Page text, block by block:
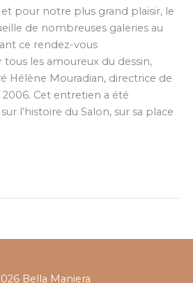
pour notre plus grand plaisir, le
de nombreuses galeries au
ce rendez-vous
les amoureux du dessin,
Hélène Mouradian, directrice de
2006. Cet entretien a été
l’histoire du Salon, sur sa place
Bella Maniera